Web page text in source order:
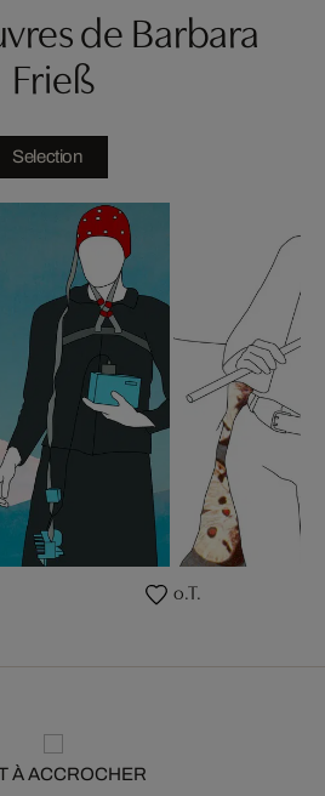
de Barbara
Frieß
Selection
o.T.
À ACCROCHER